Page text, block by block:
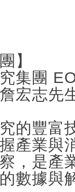
】
集團
宏志先
的豐富
產業與
，是產
數據與